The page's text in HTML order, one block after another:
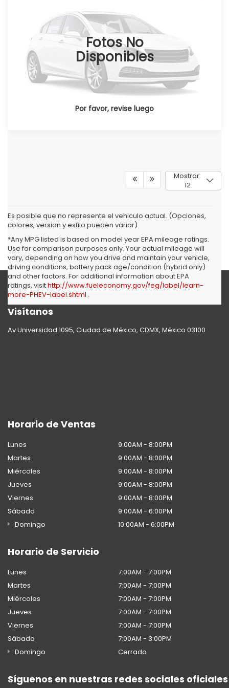
Fotos No
Disponibles
Por favor, revise luego
348662
Disponible
Mostrar:
12
Es posible que no represente el vehiculo actual. (Opciones,
colores, version y estilo pueden variar)
*Any MPG listed is based on model year EPA mileage ratings.
Use for comparison purposes only. Your actual mileage will
vary, depending on how you drive and maintain your vehicle,
driving conditions, battery pack age/condition (hybrid only)
and other factors. For additional information about EPA
ratings, visithttp://www.fueleconomy.gov/feg/label/learn-
more-PHEV-label.shtml .
Honda Universidad - Distribuidor Autorizado Honda
Visítanos
Av Universidad 1095, Ciudad de México, CDMX, México 03100
Horario de Ventas
Lunes
9:00AM - 8:00PM
Martes
9:00AM - 8:00PM
Miércoles
9:00AM - 8:00PM
Jueves
9:00AM - 8:00PM
Viernes
9:00AM - 8:00PM
Sábado
9:00AM - 6:00PM
Domingo
10:00AM - 6:00PM
Horario de Servicio
Lunes
7:00AM - 7:00PM
Martes
7:00AM - 7:00PM
Miércoles
7:00AM - 7:00PM
Jueves
7:00AM - 7:00PM
Viernes
7:00AM - 7:00PM
Sábado
7:00AM - 3:00PM
Domingo
Cerrado
Síguenos en nuestras redes sociales oficiales